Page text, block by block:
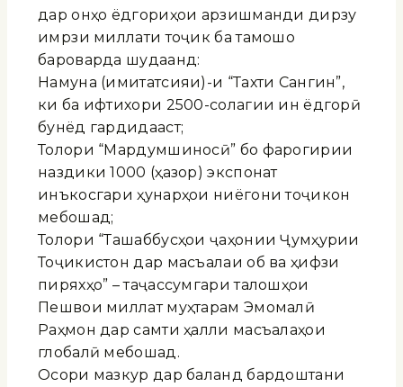
дар онҳо ёдгориҳои арзишманди дирӯзу
имрӯзи миллати тоҷик ба тамошо
бароварда шудаанд:
Намуна (имитатсияи)-и “Тахти Сангин”,
ки ба ифтихори 2500-солагии ин ёдгорӣ
бунёд гардидааст;
Толори “Мардумшиносӣ” бо фарогирии
наздики 1000 (ҳазор) экспонат
инъкосгари ҳунарҳои ниёгони тоҷикон
мебошад;
Толори “Ташаббусҳои ҷаҳонии Ҷумҳурии
Тоҷикистон дар масъалаи об ва ҳифзи
пиряхҳо” – таҷассумгари талошҳои
Пешвои миллат муҳтарам Эмомалӣ
Раҳмон дар самти ҳалли масъалаҳои
глобалӣ мебошад.
Осори мазкур дар баланд бардоштани